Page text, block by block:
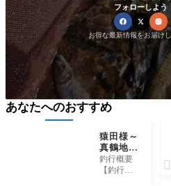
フォローしよう
お得な最新情報をお届けし
あなたへのおすすめ
猿田様～
真鶴地
磯/口太
メジナ50
釣行概要
【釣行
